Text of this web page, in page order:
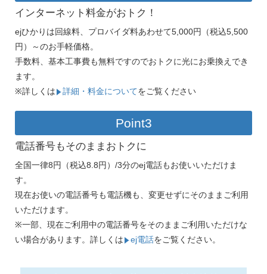
インターネット料金がおトク！
ejひかりは回線料、プロバイダ料あわせて5,000円（税込5,500
円）～のお手軽価格。
手数料、基本工事費も無料ですのでおトクに光にお乗換えでき
ます。
※詳しくは
詳細・料金についてをご覧ください
Point3
電話番号もそのままおトクに
全国一律8円（税込8.8円）/3分のej電話もお使いいただけま
す。
現在お使いの電話番号も電話機も、変更せずにそのままご利用
いただけます。
※一部、現在ご利用中の電話番号をそのままご利用いただけな
い場合があります。詳しくは
ej電話をご覧ください。